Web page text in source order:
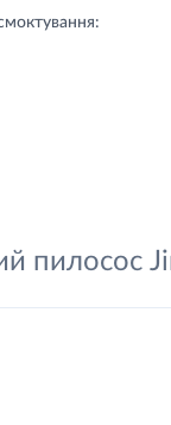
пилосос